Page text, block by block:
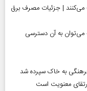
را مصرف می‌کنند | جزئیات مصرف برق
به آن دسترسی
فرهنگی به خاک سپرده شد
معنویت است